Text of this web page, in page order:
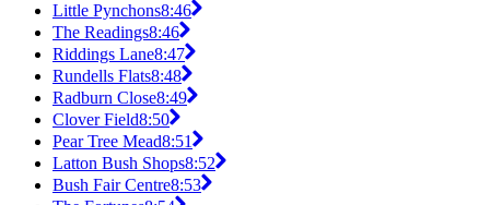
Little Pynchons8:46
The Readings8:46
Riddings Lane8:47
Rundells Flats8:48
Radburn Close8:49
Clover Field8:50
Pear Tree Mead8:51
Latton Bush Shops8:52
Bush Fair Centre8:53